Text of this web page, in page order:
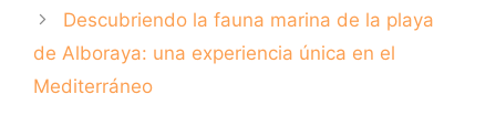
Descubriendo la fauna marina de la playa
de Alboraya: una experiencia única en el
Mediterráneo